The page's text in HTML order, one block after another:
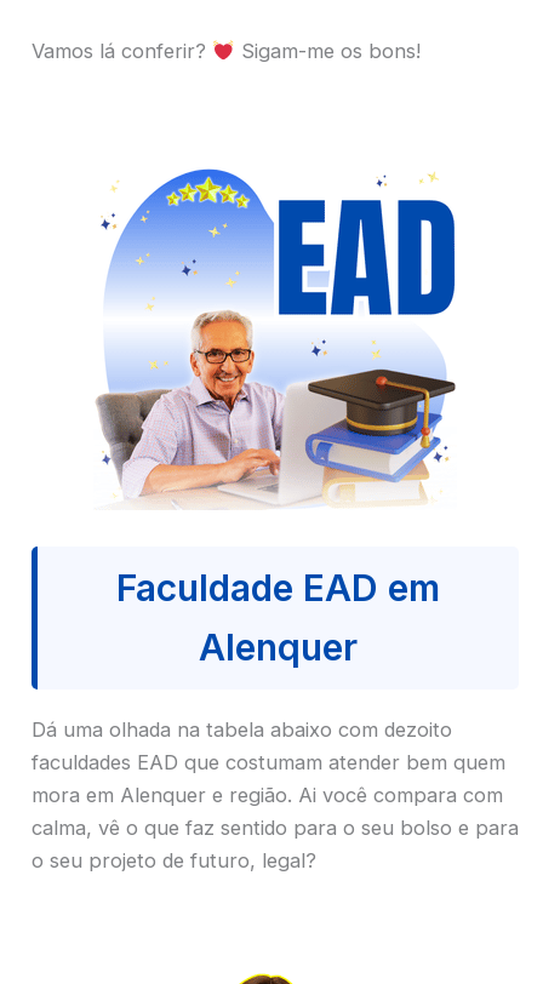
Vamos lá conferir? Sigam-me os bons!
Faculdade EAD em
Alenquer
Dá uma olhada na tabela abaixo com dezoito
faculdades EAD que costumam atender bem quem
mora em Alenquer e região. Ai você compara com
calma, vê o que faz sentido para o seu bolso e para
o seu projeto de futuro, legal?